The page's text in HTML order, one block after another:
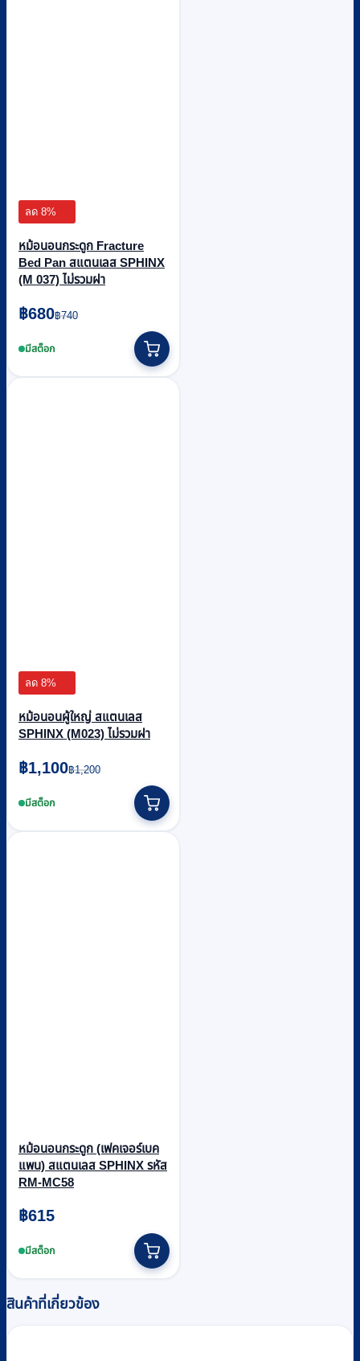
ลด 8%
หม้อนอนกระดูก Fracture
Bed Pan สแตนเลส SPHINX
(M 037) ไม่รวมฝา
฿740
Original
was:
฿680
Current
is:มีสต็อก
ลด 8%
หม้อนอนผู้ใหญ่ สแตนเลส
SPHINX (M023) ไม่รวมฝา
฿1,200
Original
price
was:
฿1,100
Current
price
is:มีสต็อก
หม้อนอนกระดูก (เฟคเจอร์เบค
แพน) สแตนเลส SPHINX รหัส
RM-MC58
฿615
มีสต็อก
สินค้าที่เกี่ยวข้อง